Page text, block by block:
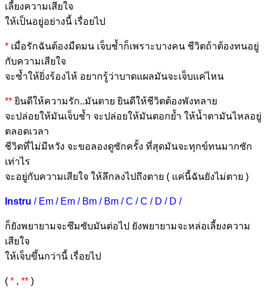
เลี้ยงความเสียใจ
ให้เป็นอยู่อย่างนี้ เรื่อยไป
* เมื่อรักฉันต้องมืดมน เจ็บช้ำก็เพราะบางคน ชีวิตถ้าต้องทนอยู่
กับความเสียใจ
จะซ้ำให้ยิ่งร้องไห้ อยากรู้ว่าบาดแผลมันจะเจ็บแค่ไหน
** ยินดีให้ความรัก..มันตาย ยินดีให้ชีวิตต้องพังทลาย
จะปล่อยให้มันเจ็บช้ำ จะปล่อยให้มันตอกย้ำ ให้น้ำตามันไหลอยู่
ตลอดเวลา
ชีวิตที่ไม่มีหวัง จะขอลองดูซักครั้ง ที่สุดมันจะทุกข์ทนมากซัก
เท่าไร
จะอยู่กับความเสียใจ ให้ลึกลงไปถึงตาย ( แค่นี้ฉันยังไม่ตาย )
Instru / Em / Em / Bm / Bm / C / C / D / D /
ก็ยังพยายามจะซึมซับมันต่อไป ยังพยายามจะหล่อเลี้ยงความ
เสียใจ
ให้เจ็บขึ้นกว่านี้ เรื่อยไป
( * , ** )